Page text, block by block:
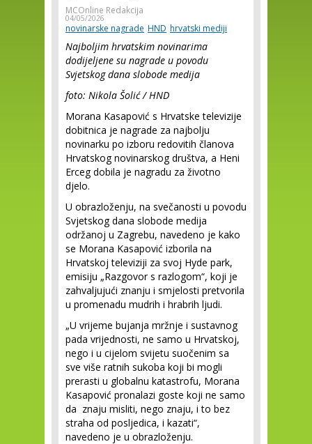
MCOnline Redakcija
04/05/2026
novinarske nagrade HND hrvatski mediji
Najboljim hrvatskim novinarima
dodijeljene su nagrade u povodu
Svjetskog dana slobode medija
foto: Nikola Šolić / HND
Morana Kasapović s Hrvatske televizije
dobitnica je nagrade za najbolju
novinarku po izboru redovitih članova
Hrvatskog novinarskog društva, a Heni
Erceg dobila je nagradu za životno
djelo.
U obrazloženju, na svečanosti u povodu
Svjetskog dana slobode medija
održanoj u Zagrebu, navedeno je kako
se Morana Kasapović izborila na
Hrvatskoj televiziji za svoj Hyde park,
emisiju „Razgovor s razlogom“, koji je
zahvaljujući znanju i smjelosti pretvorila
u promenadu mudrih i hrabrih ljudi.
„U vrijeme bujanja mržnje i sustavnog
pada vrijednosti, ne samo u Hrvatskoj,
nego i u cijelom svijetu suočenim sa
sve više ratnih sukoba koji bi mogli
prerasti u globalnu katastrofu, Morana
Kasapović pronalazi goste koji ne samo
da znaju misliti, nego znaju, i to bez
straha od posljedica, i kazati“,
navedeno je u obrazloženju.